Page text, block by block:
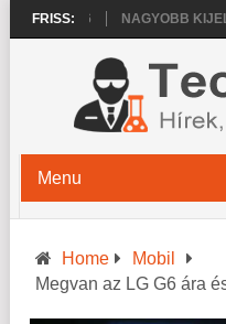
FRISS:
PRO 2026 NAGYOBB
Menu
Home
Mobil
Megvan az LG G6 ára